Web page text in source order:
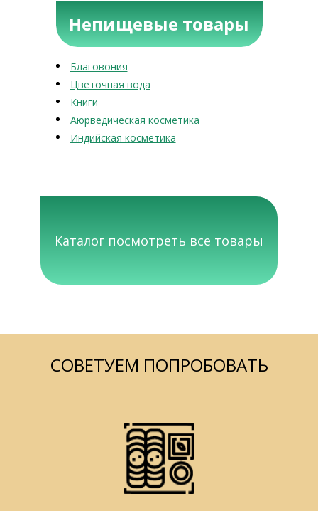
Непищевые товары
Благовония
Цветочная вода
Книги
Аюрведическая косметика
Индийская косметика
Каталог посмотреть все товары
СОВЕТУЕМ ПОПРОБОВАТЬ